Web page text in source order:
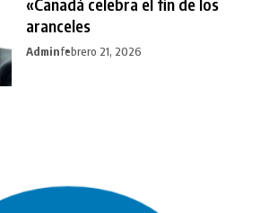
aranceles
Adminfebrero 21, 2026